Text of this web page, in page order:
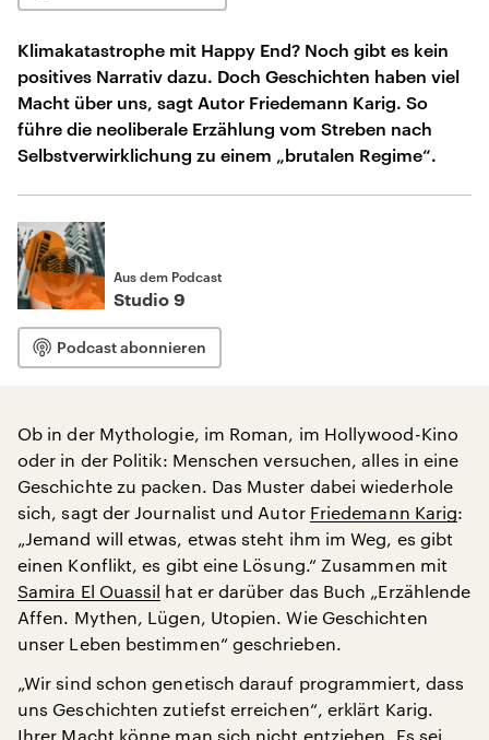
Klimakatastrophe mit Happy End? Noch gibt es kein
positives Narrativ dazu. Doch Geschichten haben viel
Macht über uns, sagt Autor Friedemann Karig. So
führe die neoliberale Erzählung vom Streben nach
Selbstverwirklichung zu einem „brutalen Regime“.
Aus dem Podcast
Studio 9
Podcast abonnieren
Ob in der Mythologie, im Roman, im Hollywood-Kino
oder in der Politik: Menschen versuchen, alles in eine
Geschichte zu packen. Das Muster dabei wiederhole
sich, sagt der Journalist und Autor Friedemann Karig:
„Jemand will etwas, etwas steht ihm im Weg, es gibt
einen Konflikt, es gibt eine Lösung.“ Zusammen mit
Samira El Ouassil hat er darüber das Buch „Erzählende
Affen. Mythen, Lügen, Utopien. Wie Geschichten
unser Leben bestimmen“ geschrieben.
„Wir sind schon genetisch darauf programmiert, dass
uns Geschichten zutiefst erreichen“, erklärt Karig.
Ihrer Macht könne man sich nicht entziehen. Es sei